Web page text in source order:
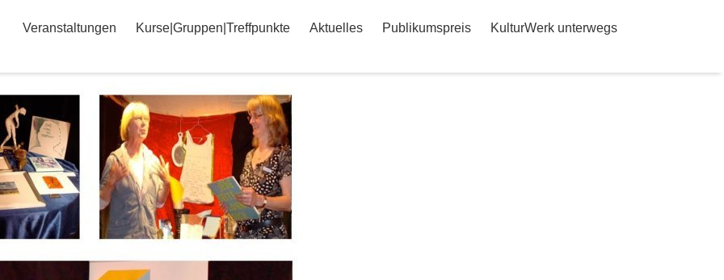
Veranstaltungen Kurse|Gruppen|Treffpunkte Aktuelles Publikumspreis KulturWerk unterwegs